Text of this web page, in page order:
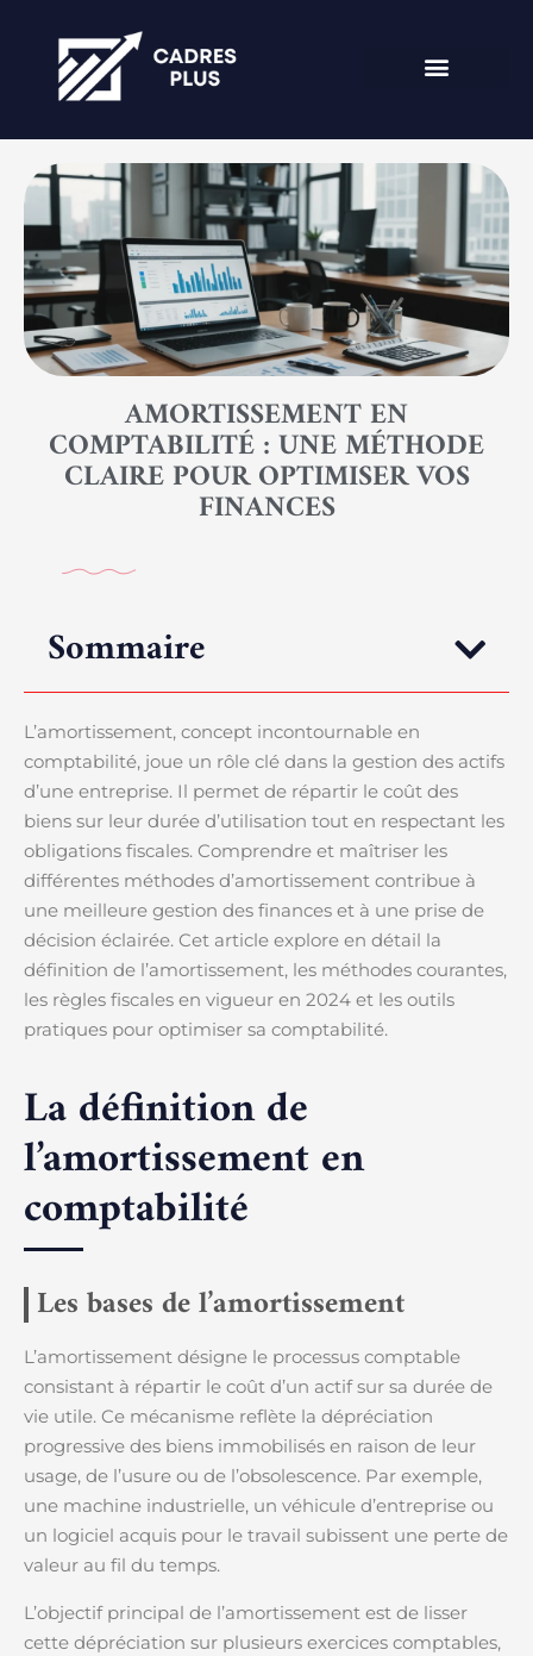
AMORTISSEMENT EN
COMPTABILITÉ : UNE MÉTHODE
CLAIRE POUR OPTIMISER VOS
FINANCES
Sommaire
L’amortissement, concept incontournable en
comptabilité, joue un rôle clé dans la gestion des actifs
d’une entreprise. Il permet de répartir le coût des
biens sur leur durée d’utilisation tout en respectant les
obligations fiscales. Comprendre et maîtriser les
différentes méthodes d’amortissement contribue à
une meilleure gestion des finances et à une prise de
décision éclairée. Cet article explore en détail la
définition de l’amortissement, les méthodes courantes,
les règles fiscales en vigueur en 2024 et les outils
pratiques pour optimiser sa comptabilité.
La définition de
l’amortissement en
comptabilité
Les bases de l’amortissement
L’amortissement désigne le processus comptable
consistant à répartir le coût d’un actif sur sa durée de
vie utile. Ce mécanisme reflète la dépréciation
progressive des biens immobilisés en raison de leur
usage, de l’usure ou de l’obsolescence. Par exemple,
une machine industrielle, un véhicule d’entreprise ou
un logiciel acquis pour le travail subissent une perte de
valeur au fil du temps.
L’objectif principal de l’amortissement est de lisser
cette dépréciation sur plusieurs exercices comptables,